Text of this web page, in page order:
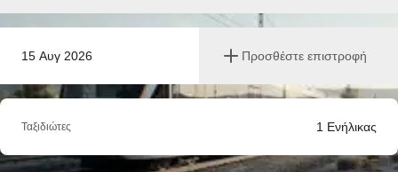
15 Αυγ 2026 Προσθέστε επιστροφή
Ταξιδιώτες 1 Ενήλικας